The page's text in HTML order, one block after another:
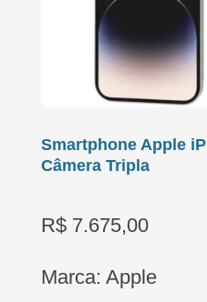
Smartphone Apple
Câmera Tripla
R$ 7.675,00
Marca: Apple